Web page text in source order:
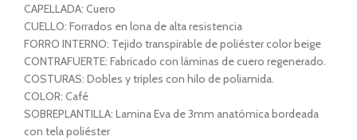
CAPELLADA: Cuero
CUELLO: Forrados en lona de alta resistencia
FORRO INTERNO: Tejido transpirable de poliéster color beige
CONTRAFUERTE: Fabricado con láminas de cuero regenerado.
COSTURAS: Dobles y triples con hilo de poliamida.
COLOR: Café
SOBREPLANTILLA: Lamina Eva de 3mm anatómica bordeada
con tela poliéster